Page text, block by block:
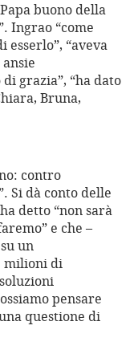
buono della
Ingrao “come
“aveva
grazia”, “ha dato
Bruna,
contro
Si dà conto delle
detto “non sarà
e che –
un
milioni di
pensare
questione di